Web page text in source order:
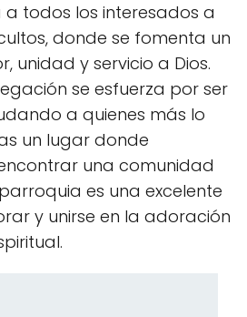
a todos los interesados a
donde se fomenta un
unidad y servicio a Dios.
se esfuerza por ser
a quienes más lo
un lugar donde
una comunidad
es una excelente
y unirse en la adoración